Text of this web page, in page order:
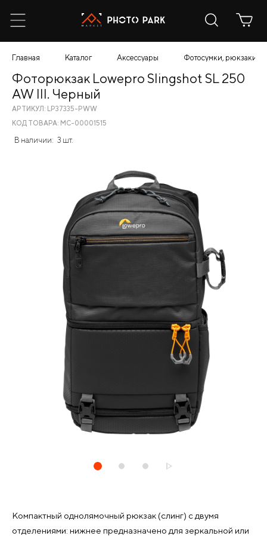
Главная Каталог Аксессуары Фотосумки, рюкзаки,
Компактный однолямочный рюкзак (слинг) с двумя
отделениями: нижнее предназначено для зеркальной или
Фоторюкзак Lowepro Slingshot SL 250
AW III. Черный
АРТИКУЛ: LP37335-PWW
КОД ТОВАРА: МС-00001515
В наличии: 3 шт.